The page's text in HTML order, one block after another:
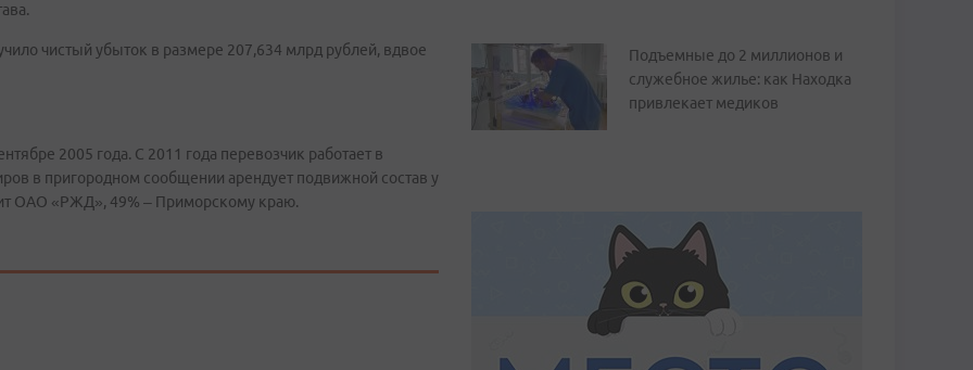
чистый убыток в размере 207,634 млрд рублей, вдвое
2005 года. С 2011 года перевозчик работает в
в пригородном сообщении арендует подвижной состав у
ОАО «РЖД», 49% – Приморскому краю.
Подъемные до 2 миллионов и
служебное жилье: как Находка
привлекает медиков